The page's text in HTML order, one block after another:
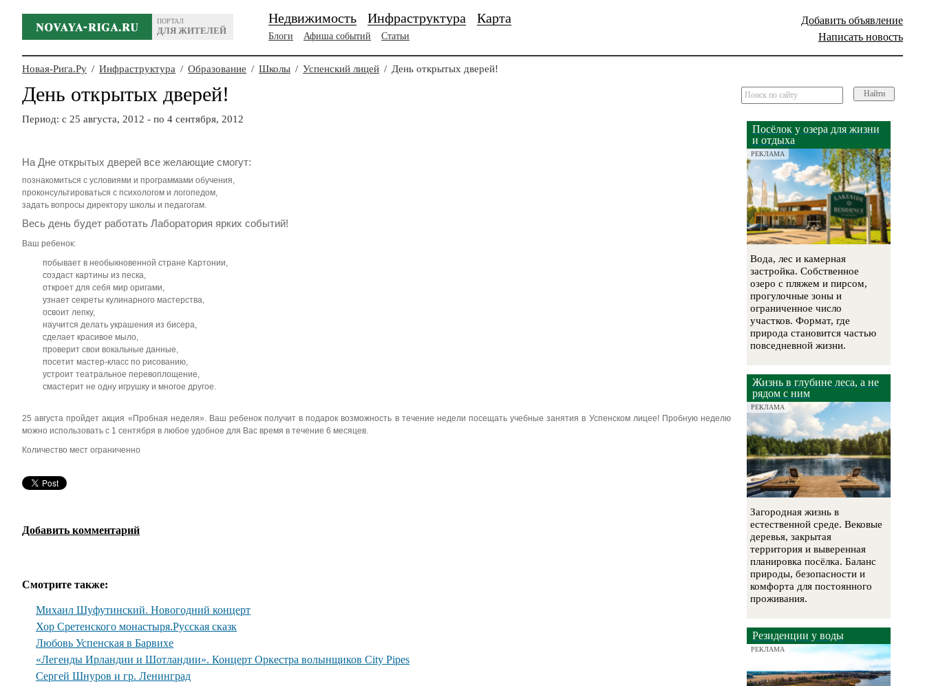
ПОРТАЛ
ДЛЯ ЖИТЕЛЕЙ
Добавить объявление
Написать новость
Недвижимость Инфраструктура Карта
Блоги Афиша событий Статьи
Новая-Рига.Ру / Инфраструктура / Образование / Школы / Успенский лицей / День открытых дверей!
День открытых дверей!
Период: c 25 августа, 2012 - по 4 сентября, 2012
На Дне открытых дверей все желающие смогут:
познакомиться с условиями и программами обучения,
проконсультироваться с психологом и логопедом,
задать вопросы директору школы и педагогам.
Весь день будет работать Лаборатория ярких событий!
Ваш ребенок:
побывает в необыкновенной стране Картонии,
создаст картины из песка,
откроет для себя мир оригами,
узнает секреты кулинарного мастерства,
освоит лепку,
научится делать украшения из бисера,
сделает красивое мыло,
проверит свои вокальные данные,
посетит мастер-класс по рисованию,
устроит театральное перевоплощение,
смастерит не одну игрушку и многое другое.
25 августа пройдет акция «Пробная неделя». Ваш ребенок получит в подарок возможность в течение недели посещать учебные занятия в Успенском лицее! Пробную неделю
можно использовать с 1 сентября в любое удобное для Вас время в течение 6 месяцев.
Количество мест ограниченно
Добавить комментарий
Смотрите также:
Михаил Шуфутинский. Новогодний концерт
Хор Сретенского монастыря.Русская сказк
Любовь Успенская в Барвихе
«Легенды Ирландии и Шотландии». Концерт Оркестра волынщиков City Pipes
Сергей Шнуров и гр. Ленинград
Найти
Посёлок у озера для жизни
и отдыха
РЕКЛАМА
Вода, лес и камерная
застройка. Собственное
озеро с пляжем и пирсом,
прогулочные зоны и
ограниченное число
участков. Формат, где
природа становится частью
повседневной жизни.
Жизнь в глубине леса, а не
рядом с ним
РЕКЛАМА
Загородная жизнь в
естественной среде. Вековые
деревья, закрытая
территория и выверенная
планировка посёлка. Баланс
природы, безопасности и
комфорта для постоянного
проживания.
Резиденции у воды
РЕКЛАМА